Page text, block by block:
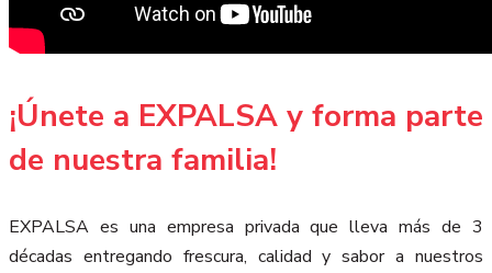
¡Únete a EXPALSA y forma parte
de nuestra familia!
EXPALSA es una empresa privada que lleva más de 3
décadas entregando frescura, calidad y sabor a nuestros